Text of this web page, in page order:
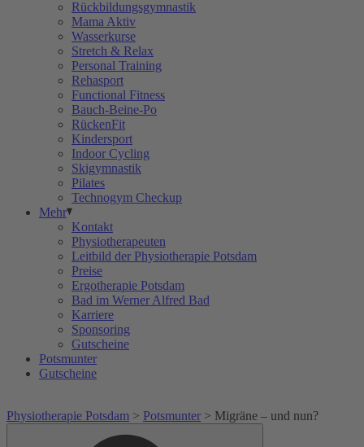
Rückbildungsgymnastik
Mama Aktiv
Wasserkurse
Stretch & Relax
Personal Training
Rehasport
Functional Fitness
Bauch-Beine-Po
RückenFit
Kindersport
Indoor Cycling
Skigymnastik
Pilates
Technogym Checkup
Mehr
Kontakt
Physiotherapeuten
Leitbild der Physiotherapie Potsdam
Preise
Ergotherapie Potsdam
Bad im Werner Alfred Bad
Karriere
Sponsoring
Gutscheine
Potsmunter
Gutscheine
Physiotherapie Potsdam > Potsmunter > Migräne – und nun?